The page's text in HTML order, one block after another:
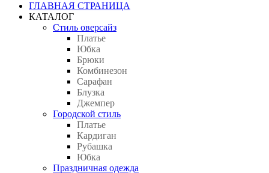
ГЛАВНАЯ СТРАНИЦА
КАТАЛОГ
Стиль оверсайз
Платье
Юбка
Брюки
Комбинезон
Сарафан
Блузка
Джемпер
Городской стиль
Платье
Кардиган
Рубашка
Юбка
Праздничная одежда